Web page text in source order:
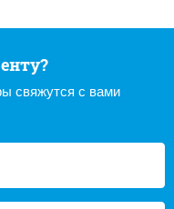
свяжутся с вами